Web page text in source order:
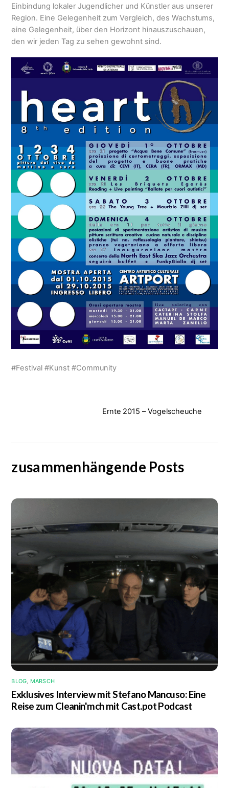
Einbindung lokaler Jugendlicher und Künstler aus unserer
Region. Eine Gelegenheit zum Vergleich, des Wachstums,
eine Gelegenheit, über den Horizont hinauszuschauen,
den wir jeden Tag zu sehen gewohnt sind.
#Festival #Kunst #Community
Ernte 2015 – Vogelscheuche
zusammenhängende Posts
BLOG, MARSCH
Exklusives Interview mit Stefano Mancuso: Eine
Reise zum Cleanin'mch mit Cast.pot Podcast